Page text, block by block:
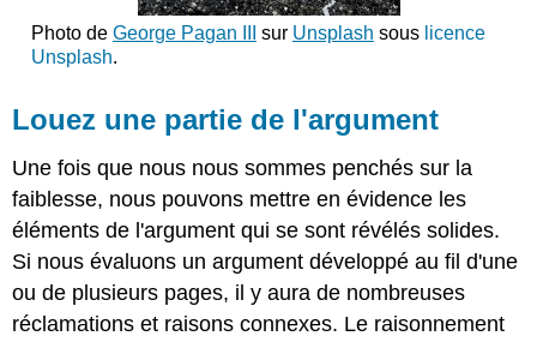
Photo de George Pagan III sur Unsplash sous licence
Unsplash.
Louez une partie de l'argument
Une fois que nous nous sommes penchés sur la
faiblesse, nous pouvons mettre en évidence les
éléments de l'argument qui se sont révélés solides.
Si nous évaluons un argument développé au fil d'une
ou de plusieurs pages, il y aura de nombreuses
réclamations et raisons connexes. Le raisonnement